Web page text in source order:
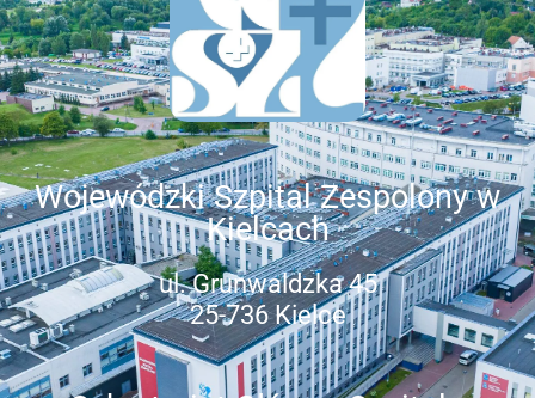
Wojewódzki Szpital Zespolony w
Kielcach
ul. Grunwaldzka 45
25-736 Kielce